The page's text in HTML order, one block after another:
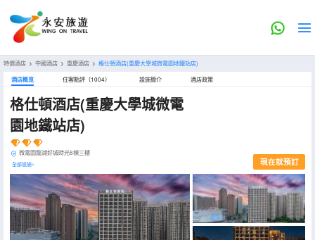
特價酒店 > 中國酒店 > 重慶酒店 > 格仕頓酒店(重慶大學城微電園地鐵站店)
酒店概览 住客點評（1004） 設施簡介 酒店政策
格仕頓酒店(重慶大學城微電
園地鐵站店)
微電園龍湖好城時光8棟三樓
全部設施> 現在就預訂